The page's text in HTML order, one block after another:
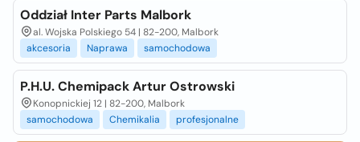
Oddział Inter Parts Malbork
al. Wojska Polskiego 54 | 82-200, Malbork
akcesoria
Naprawa samochodowa
P.H.U. Chemipack Artur Ostrowski
Konopnickiej 12 | 82-200, Malbork
samochodowa
Chemikalia profesjonalne